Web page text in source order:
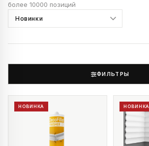
более 10000 позиций
ФИЛЬТРЫ
НОВИНКА НОВИНКА